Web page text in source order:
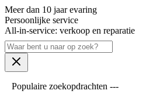
Meer dan 10 jaar evaring
Persoonlijke service
All-in-service: verkoop en reparatie
Populaire zoekopdrachten ---